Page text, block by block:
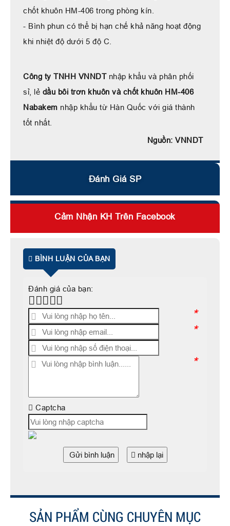
chốt khuôn HM-406 trong phòng kín.
- Bình phun có thể bị hạn chế khả năng hoạt động
khi nhiệt độ dưới 5 độ C.
Công ty TNHH VNNDTnhập khẩu và phân phối
sỉ, lẻ dầu bôi trơn khuôn và chốt khuôn HM-406
Nabakem nhập khẩu từ Hàn Quốc với giá thành
tốt nhất.
Nguồn: VNNDT
Đánh Giá SP
Cảm Nhận KH Trên Facebook
BÌNH LUẬN CỦA BẠN
Đánh giá của bạn:
*
*
*
Captcha
Gửi bình luận nhập lại
SẢN PHẨM CÙNG CHUYÊN MỤC